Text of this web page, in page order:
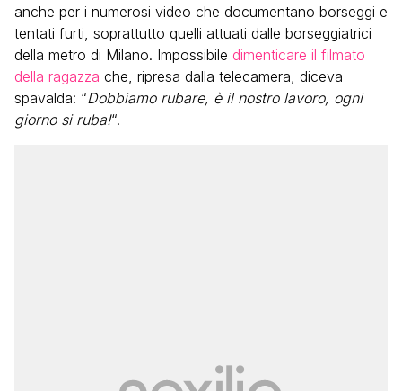
anche per i numerosi video che documentano borseggi e
tentati furti, soprattutto quelli attuati dalle borseggiatrici
della metro di Milano. Impossibile dimenticare il filmato
della ragazza che, ripresa dalla telecamera, diceva
spavalda: “Dobbiamo rubare, è il nostro lavoro, ogni
giorno si ruba!“.